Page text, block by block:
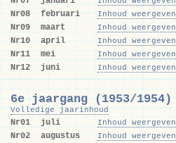
Nr08 februari Inhoud weergeven
Nr09 maart Inhoud weergeven
Nr10 april Inhoud weergeven
Nr11 mei Inhoud weergeven
Nr12 juni Inhoud weergeven
6e jaargang (1953/1954)
Volledige jaarinhoud
Nr01 juli Inhoud weergeven
Nr02 augustus Inhoud weergeven